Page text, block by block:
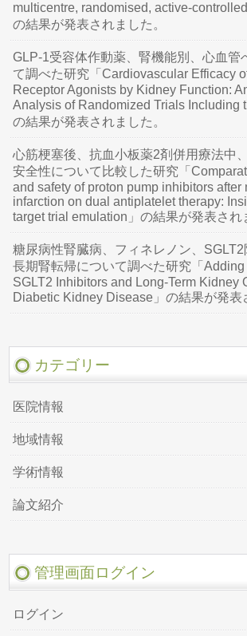
multicentre, randomised, active-
の結果が発表されました。
GLP-1受容体作動薬、腎機能別、心血管
て調べた研究「Cardiovascular Efficacy
Receptor Agonists by Kidney Function:
Analysis of Randomized Trials Including
の結果が発表されました。
心筋梗塞後、抗血小板薬2剤併用療法中
安全性について比較した研究「
and safety of proton pump inhibitors after
infarction on dual antiplatelet therapy:
target trial emulation」の結果が発表され
糖尿病性腎臓病、フィネレノン、SGLT2
長期腎転帰について調べた研究「
SGLT2 Inhibitors and Long-Term Kidney
Diabetic Kidney Disease」の結果が発表
カテゴリー
医院情報
地域情報
学術情報
論文紹介
管理画面ログイン
ログイン